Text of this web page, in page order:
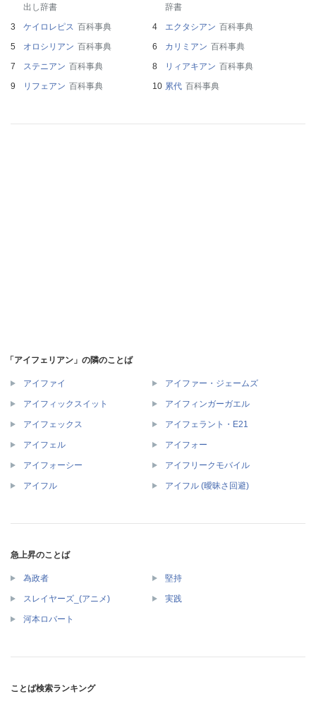
出し辞書
辞書
ケイロレピス 百科事典 エクタシアン 百科事典
オロシリアン 百科事典 カリミアン 百科事典
ステニアン 百科事典 リィアキアン 百科事典
リフェアン 百科事典 累代 百科事典
「アイフェリアン」の隣のことば
アイファイ アイファー・ジェームズ
アイフィックスイット アイフィンガーガエル
アイフェックス アイフェラント・E21
アイフェル アイフォー
アイフォーシー アイフリークモバイル
アイフル アイフル (曖昧さ回避)
急上昇のことば
為政者 堅持
スレイヤーズ_(アニメ) 実践
河本ロバート
ことば検索ランキング